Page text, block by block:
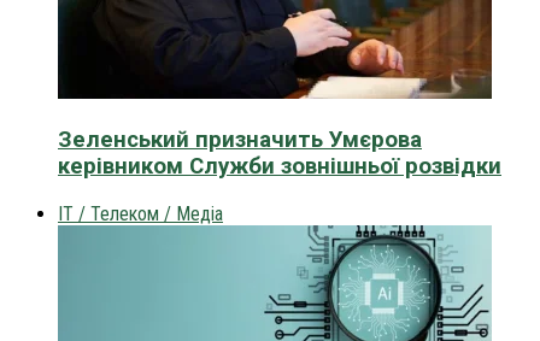
Зеленський призначить Умєрова
керівником Служби зовнішньої розвідки
IT / Телеком / Медіа